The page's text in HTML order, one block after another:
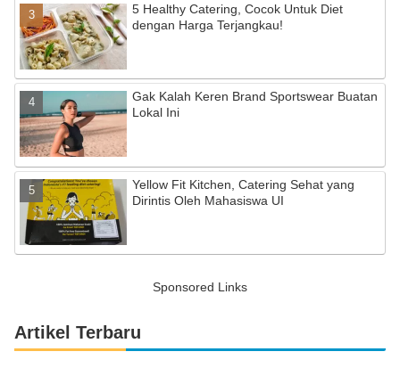
5 Healthy Catering, Cocok Untuk Diet
dengan Harga Terjangkau!
Gak Kalah Keren Brand Sportswear Buatan
Lokal Ini
Yellow Fit Kitchen, Catering Sehat yang
Dirintis Oleh Mahasiswa UI
Sponsored Links
Artikel Terbaru